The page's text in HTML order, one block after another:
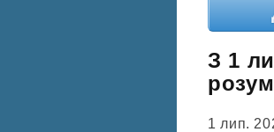
З 1
1 лип.